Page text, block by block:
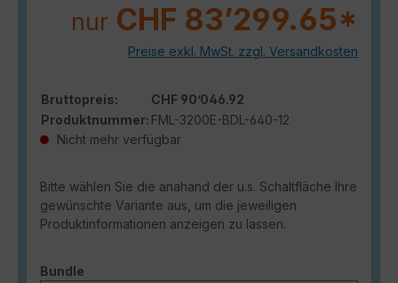
nur CHF 83’299.65*
Preise exkl. MwSt. zzgl. Versandkosten
Bruttopreis:
CHF 90’046.92
Produktnummer: FML-3200E-BDL-640-12
Nicht mehr verfügbar
Bitte wählen Sie die anahand der u.s. Schaltfläche Ihre
gewünschte Variante aus, um die jeweiligen
Produktinformationen anzeigen zu lassen.
Bundle